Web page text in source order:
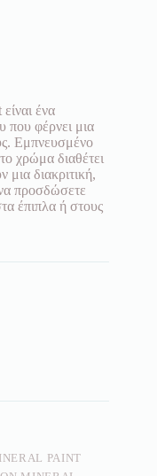
ένα
που φέρνει μια
Εμπνευσμένο
χρώμα διαθέτει
διακριτική,
προσδώσετε
έπιπλα ή στους
PAINT